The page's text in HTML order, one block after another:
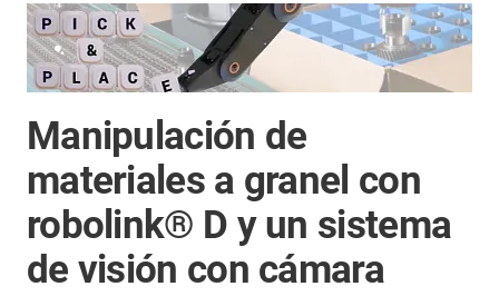
Manipulación de
materiales a granel con
robolink® D y un sistema
de visión con cámara